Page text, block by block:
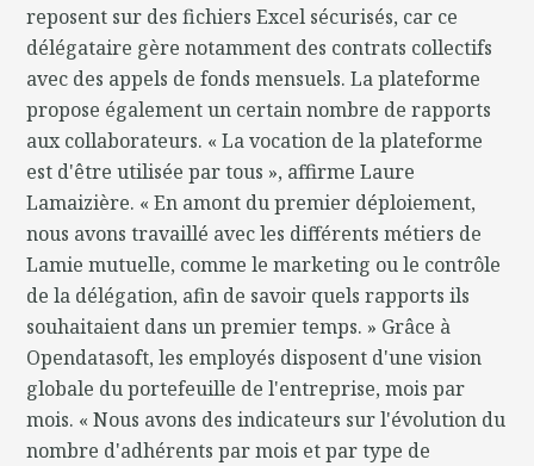
reposent sur des fichiers Excel sécurisés, car ce
délégataire gère notamment des contrats collectifs
avec des appels de fonds mensuels. La plateforme
propose également un certain nombre de rapports
aux collaborateurs. « La vocation de la plateforme
est d'être utilisée par tous », affirme Laure
Lamaizière. « En amont du premier déploiement,
nous avons travaillé avec les différents métiers de
Lamie mutuelle, comme le marketing ou le contrôle
de la délégation, afin de savoir quels rapports ils
souhaitaient dans un premier temps. » Grâce à
Opendatasoft, les employés disposent d'une vision
globale du portefeuille de l'entreprise, mois par
mois. « Nous avons des indicateurs sur l'évolution du
nombre d'adhérents par mois et par type de